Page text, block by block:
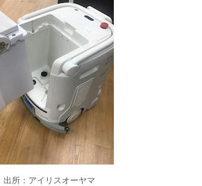
出所：アイリスオーヤマ